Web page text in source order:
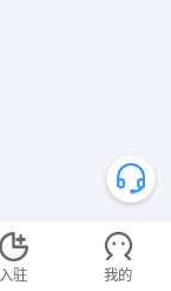
入驻 我的